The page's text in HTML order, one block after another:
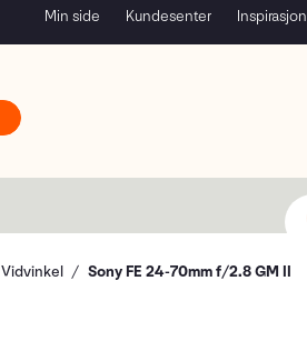
Min side Kundesenter Inspirasjon
Vidvinkel Sony FE 24-70mm f/2.8 GM II